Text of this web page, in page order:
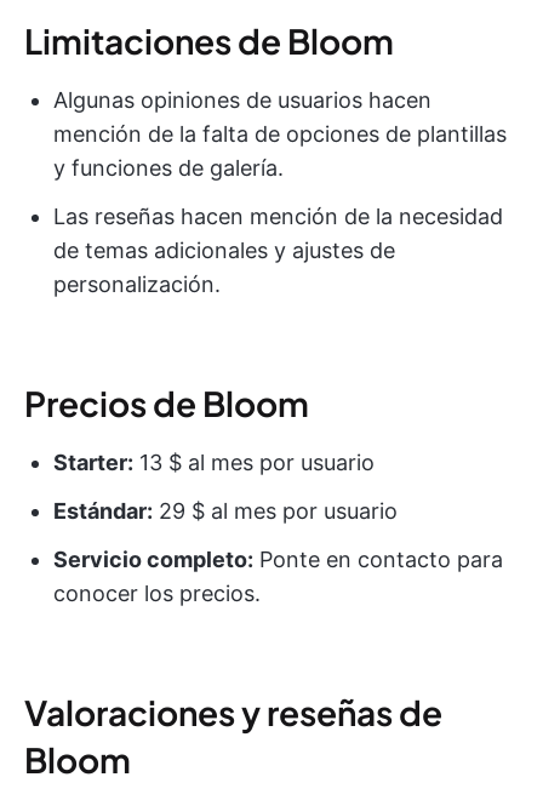
Limitaciones de Bloom
Algunas opiniones de usuarios hacen
mención de la falta de opciones de plantillas
y funciones de galería.
Las reseñas hacen mención de la necesidad
de temas adicionales y ajustes de
personalización.
Precios de Bloom
Starter: 13 $ al mes por usuario
Estándar: 29 $ al mes por usuario
Servicio completo: Ponte en contacto para
conocer los precios.
Valoraciones y reseñas de
Bloom